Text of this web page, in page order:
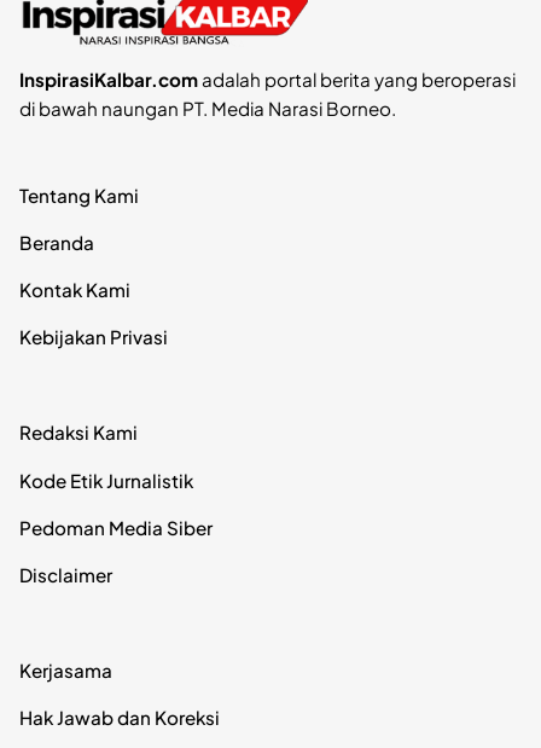
InspirasiKalbar.comadalah portal berita yang beroperasi
di bawah naungan PT. Media Narasi Borneo.
Tentang Kami
Beranda
Kontak Kami
Kebijakan Privasi
Redaksi Kami
Kode Etik Jurnalistik
Pedoman Media Siber
Disclaimer
Kerjasama
Hak Jawab dan Koreksi